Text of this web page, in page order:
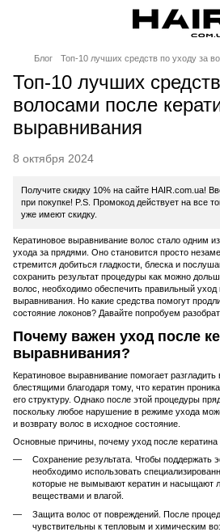
Блог Топ-10 лучших средств по уходу за
Топ-10 лучших
волосами после
выравнивания
8 октября 2024
Получите скидку 10% на сайте HAIR.com.ua!
при покупке! P.S. Промокод действует на все
уже имеют скидку.
Кератиновое выравнивание волос стало одним
ухода за прядями. Оно становится просто
стремится добиться гладкости, блеска и
сохранить результат процедуры как можно
волос, необходимо обеспечить правильный уход
выравнивания. Но какие средства помогут
состояние локонов? Давайте попробуем
Почему важен уход после
выравнивания?
Кератиновое выравнивание помогает
блестящими благодаря тому, что кератин
его структуру. Однако после этой процедуры
поскольку любое нарушение в режиме ухода
и возврату волос в исходное состояние.
Основные причины, почему уход после кератина
Сохранение результата. Чтобы поддержать
необходимо использовать
которые не вымывают кератин и насыщают
веществами и влагой.
Защита волос от повреждений. После
чувствительны к тепловым и химическим